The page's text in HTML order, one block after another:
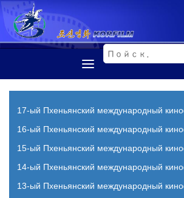
Первая страница
Корейский фильм
Кинофестиваль
17-ый Пхеньянский международный
16-ый Пхеньянский международный
15-ый Пхеньянский международный
14-ый Пхеньянский международный
13-ый Пхеньянский международный